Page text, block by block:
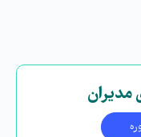
مدیران